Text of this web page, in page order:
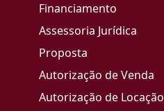
Financiamento
Assessoria Jurídica
Proposta
Autorização de Venda
Autorização de Locação